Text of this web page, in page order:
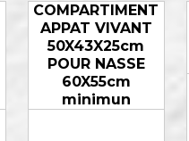
COMPARTIMENT
APPAT VIVANT
50X43X25cm
POUR NASSE
60X55cm
minimun